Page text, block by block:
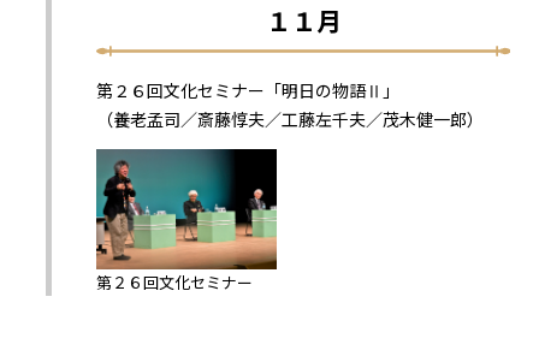
１１月
第２６回文化セミナー「明日の物語Ⅱ」
（養老孟司／斎藤惇夫／工藤左千夫／茂木健一郎）
第２６回文化セミナー